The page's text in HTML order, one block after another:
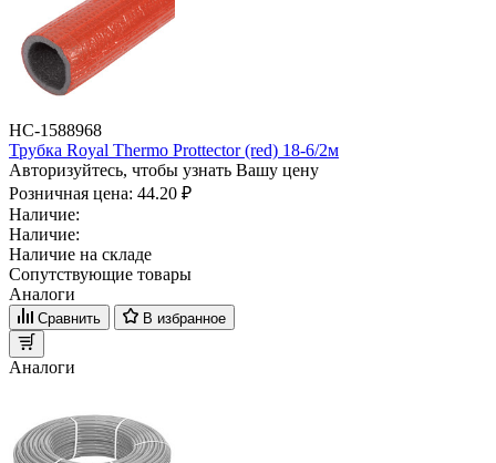
НС-1588968
Трубка Royal Thermo Prottector (red) 18-6/2м
Авторизуйтесь, чтобы узнать Вашу цену
Розничная цена: 44.20 ₽
Наличие:
Наличие:
Наличие на складе
Сопутствующие товары
Аналоги
Сравнить В избранное
Аналоги